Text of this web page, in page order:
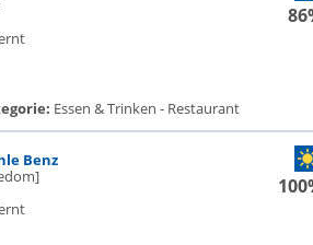
Essen & Trinken - Restaurant
Benz